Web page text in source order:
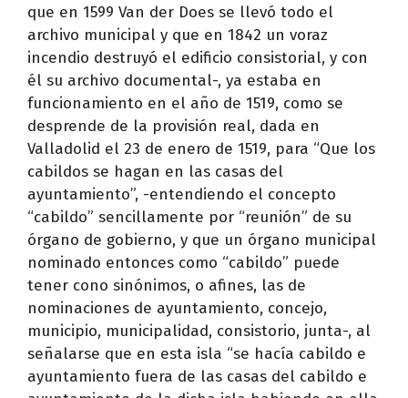
que en 1599 Van der Does se llevó todo el
archivo municipal y que en 1842 un voraz
incendio destruyó el edificio consistorial, y con
él su archivo documental-, ya estaba en
funcionamiento en el año de 1519, como se
desprende de la provisión real, dada en
Valladolid el 23 de enero de 1519, para “Que los
cabildos se hagan en las casas del
ayuntamiento”, -entendiendo el concepto
“cabildo” sencillamente por “reunión” de su
órgano de gobierno, y que un órgano municipal
nominado entonces como “cabildo” puede
tener cono sinónimos, o afines, las de
nominaciones de ayuntamiento, concejo,
municipio, municipalidad, consistorio, junta-, al
señalarse que en esta isla “se hacía cabildo e
ayuntamiento fuera de las casas del cabildo e